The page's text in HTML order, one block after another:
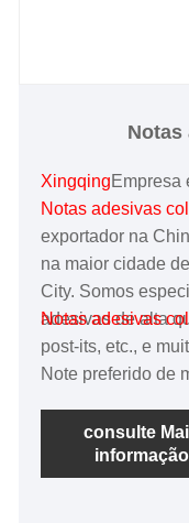
Notas
XingqingEmpresa
Notas adesivas
exportador na
na maior cidade
City. Somos
adesivas de alta
Notas adesivas
post-its, etc., e
Note preferido de
consulte
informação